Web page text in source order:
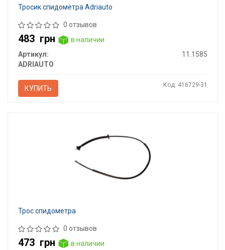
Тросик спидометра Adriauto
0 отзывов
483 грн
в наличии
Артикул:
11.1585
ADRIAUTO
КУПИТЬ Код: 416729-31
Трос спидометра
0 отзывов
473 грн
в наличии